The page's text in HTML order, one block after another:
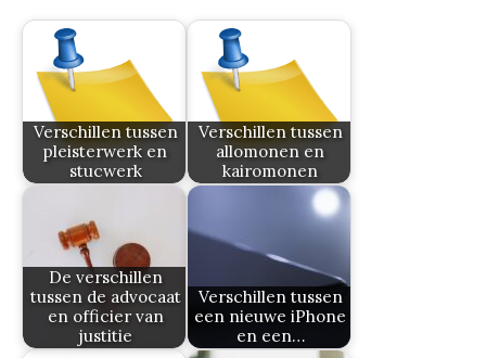
Verschillen tussen
pleisterwerk en
stucwerk
Verschillen tussen
allomonen en
kairomonen
De verschillen
tussen de advocaat
en officier van
justitie
Verschillen tussen
een nieuwe iPhone
en een…